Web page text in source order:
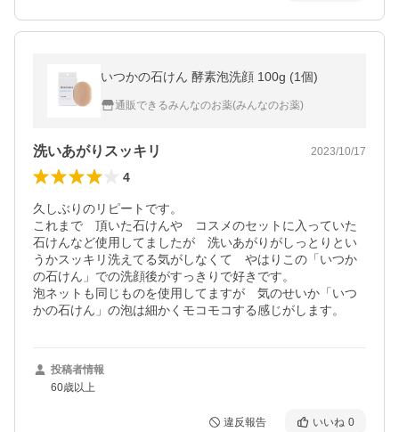
いつかの石けん 酵素泡洗顔 100g (1個)
通販できるみんなのお薬(みんなのお薬)
洗いあがりスッキリ 2023/10/17
4
久しぶりのリピートです。
これまで　頂いた石けんや　コスメのセットに入っていた
石けんなど使用してましたが　洗いあがりがしっとりとい
うかスッキリ洗えてる気がしなくて　やはりこの「いつか
の石けん」での洗顔後がすっきりで好きです。
泡ネットも同じものを使用してますが　気のせいか「いつ
投稿者情報
60歳以上
違反報告 いいね 0